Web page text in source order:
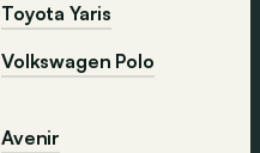
Toyota Yaris
Volkswagen Polo
Avenir